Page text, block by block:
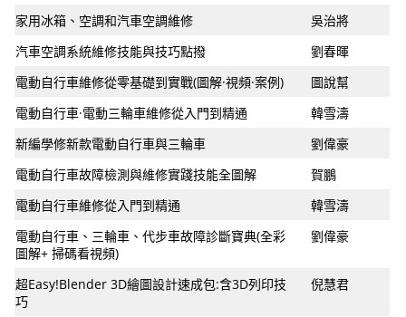
家用冰箱、空調和汽車空調維修
吳治將
汽車空調系統維修技能與技巧點撥
劉春暉
電動自行車維修從零基礎到實戰(圖解·視頻·案例)
圖說幫
電動自行車·電動三輪車維修從入門到精通
韓雪濤
新編學修新款電動自行車與三輪車
劉偉豪
電動自行車故障檢測與維修實踐技能全圖解
賀鵬
電動自行車維修從入門到精通
韓雪濤
電動自行車、三輪車、代步車故障診斷寶典(全彩
圖解+ 掃碼看視頻)
劉偉豪
超Easy!Blender 3D繪圖設計速成包:含3D列印技
巧
倪慧君